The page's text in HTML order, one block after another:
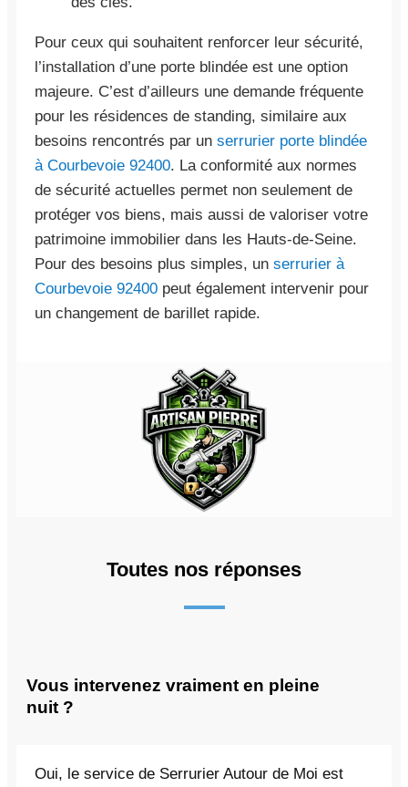
Pour ceux qui souhaitent renforcer leur sécurité,
l’installation d’une porte blindée est une option
majeure. C’est d’ailleurs une demande fréquente
pour les résidences de standing, similaire aux
besoins rencontrés par un serrurier porte blindée
à Courbevoie 92400. La conformité aux normes
de sécurité actuelles permet non seulement de
protéger vos biens, mais aussi de valoriser votre
patrimoine immobilier dans les Hauts-de-Seine.
Pour des besoins plus simples, un serrurier à
Courbevoie 92400 peut également intervenir pour
un changement de barillet rapide.
Toutes nos réponses
Vous intervenez vraiment en pleine
nuit ?
Oui, le service de Serrurier Autour de Moi est